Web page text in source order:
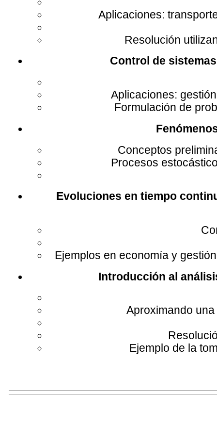
Aplicaciones:
Resolución
Control de
Aplicaciones:
Formulación de
Conceptos
Procesos
Evoluciones en tiempo
Ejemplos en economía y
Introducción al
Aproximando
Ejemplo de la